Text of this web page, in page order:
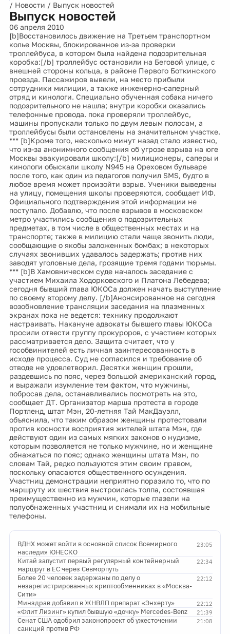
/ Новости / Выпуск новостей
Выпуск новостей
06 апреля 2010
[b]Восстановилось движение на Третьем транспортном
колье Москвы, блокированное из-за проверки
троллейбуса, в котором была найдена подозрительная
коробка:[/b] троллейбус остановили на Беговой улице, с
внешней стороны кольца, в районе Первого Боткинского
проезда. Пассажиров вывели, на место прибыли
сотрудники милиции, а также инженерно-саперный
отряд и кинологи. Специально обученная собака ничего
подозрительного не нашла; внутри коробки оказались
телефонные провода. пока проверяли троллейбус,
машины пропускали только по двум левым полосам, а
троллейбусы были остановлены на значительном участке.
*** [b]Кроме того, несколько минут назад стало известно,
что из-за анонимного сообщения об угрозе взрыва на юге
Москвы эвакуировали школу:[/b] милиционеры, саперы и
кинологи обыскали школу N945 на Ореховом бульваре
после того, как один из педагогов получил SMS, будто в
любое время может произойти взрыв. Ученики выведены
на улицу, помещения школы проверяются, сообщает ИФ.
Официального подтверждения этой информации не
поступало. Добавлю, что после взрывов в московском
метро участились сообщения о подозрительных
предметах, в том числе в общественных местах и на
транспорте; также в милицию стали чаще звонить люди,
сообщающие о якобы заложенных бомбах; в некоторых
случаях звонивших удавалось задержать; против них
заводят уголовные дела, грозящие тремя годами тюрьмы.
*** [b]В Хамовническом суде началось заседание с
участием Михаила Ходорковского и Платона Лебедева;
сегодня бывший глава ЮКОСа должен начать выступление
по своему второму делу. [/b]Анонсированное на сегодня
возобновление трансляции заседания на плазменных
экранах пока не ведется: технику продолжают
настраивать. Накануне адвокаты бывшего главы ЮКОСа
просили отвести группу прокуроров, с участием которых
рассматривается дело. Защита считает, что у
гособвинителей есть личная заинтересованность в
исходе процесса. Суд не согласился и требование об
отводе не удовлетворил. Десятки женщин прошли,
раздевшись по пояс, через большой американский город,
и выражали изумление тем фактом, что мужчины,
побросав дела, останавливались посмотреть на это,
сообщает ДТ. Организатор марша протеста в городе
Портленд, штат Мэн, 20-летняя Тай МакДауэлл,
объяснила, что таким образом женщины протестовали
против косности восприятия жителей штата Мэн, где
действуют один из самых мягких законов о нудизме,
которым позволяется не только мужчине, но и женщине
обнажаться по пояс; однако женщины штата Мэн, по
словам Тай, редко пользуются этим своим правом,
поскольку опасаются общественного осуждения.
Участниц демонстрации неприятно поразило то, что по
маршруту их шествия выстроилась толпа, состоявшая
преимущественно из мужчин, которые глазели на
полуобнаженных участниц и снимали их на мобильные
телефоны.
23:05
ВДНХ может войти в основной список Всемирного
наследия ЮНЕСКО
22:34
Китай запустит первый регулярный контейнерный
маршрут в ЕС через Севморпуть
22:12
Более 20 человек задержаны по делу о
незарегистрированных криптообменниках в «Москва-
Сити»
22:12
Минздрав добавил в ЖНВЛП препарат «Энхерту»
21:39
«Флит Лизинг» купил бывшую «дочку» Mercedes-Benz
21:08
Сенат США одобрил законопроект об ужесточении
санкций против РФ